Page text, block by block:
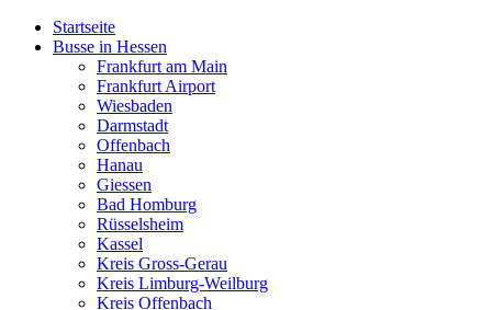
Startseite
Busse in Hessen
Frankfurt am Main
Frankfurt Airport
Wiesbaden
Darmstadt
Offenbach
Hanau
Giessen
Bad Homburg
Rüsselsheim
Kassel
Kreis Gross-Gerau
Kreis Limburg-Weilburg
Kreis Offenbach